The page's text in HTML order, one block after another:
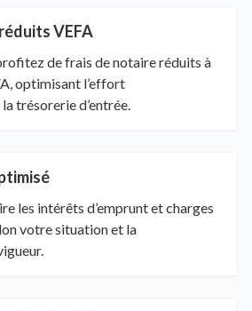
VEFA
de frais de notaire réduits à
optimisant l’effort
trésorerie d’entrée.
les intérêts d’emprunt et charges
votre situation et la